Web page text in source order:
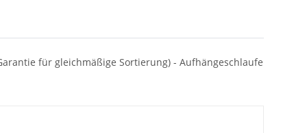
für gleichmäßige Sortierung) - Aufhängeschlaufe